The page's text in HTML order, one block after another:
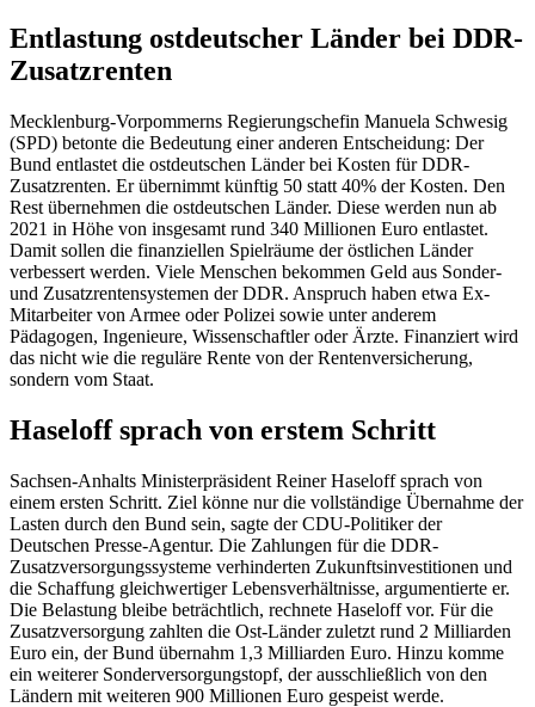
Entlastung ostdeutscher Länder bei DDR-
Zusatzrenten
Mecklenburg-Vorpommerns Regierungschefin Manuela Schwesig
(SPD) betonte die Bedeutung einer anderen Entscheidung: Der
Bund entlastet die ostdeutschen Länder bei Kosten für DDR-
Zusatzrenten. Er übernimmt künftig 50 statt 40% der Kosten. Den
Rest übernehmen die ostdeutschen Länder. Diese werden nun ab
2021 in Höhe von insgesamt rund 340 Millionen Euro entlastet.
Damit sollen die finanziellen Spielräume der östlichen Länder
verbessert werden. Viele Menschen bekommen Geld aus Sonder-
und Zusatzrentensystemen der DDR. Anspruch haben etwa Ex-
Mitarbeiter von Armee oder Polizei sowie unter anderem
Pädagogen, Ingenieure, Wissenschaftler oder Ärzte. Finanziert wird
das nicht wie die reguläre Rente von der Rentenversicherung,
sondern vom Staat.
Haseloff sprach von erstem Schritt
Sachsen-Anhalts Ministerpräsident Reiner Haseloff sprach von
einem ersten Schritt. Ziel könne nur die vollständige Übernahme der
Lasten durch den Bund sein, sagte der CDU-Politiker der
Deutschen Presse-Agentur. Die Zahlungen für die DDR-
Zusatzversorgungssysteme verhinderten Zukunftsinvestitionen und
die Schaffung gleichwertiger Lebensverhältnisse, argumentierte er.
Die Belastung bleibe beträchtlich, rechnete Haseloff vor. Für die
Zusatzversorgung zahlten die Ost-Länder zuletzt rund 2 Milliarden
Euro ein, der Bund übernahm 1,3 Milliarden Euro. Hinzu komme
ein weiterer Sonderversorgungstopf, der ausschließlich von den
Ländern mit weiteren 900 Millionen Euro gespeist werde.